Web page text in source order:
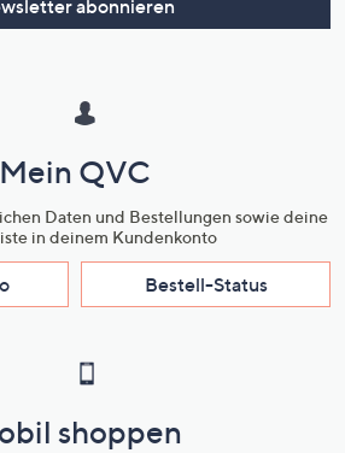
abonnieren
Mein QVC
Daten und Bestellungen sowie deine
in deinem Kundenkonto
Bestell-Status
shoppen